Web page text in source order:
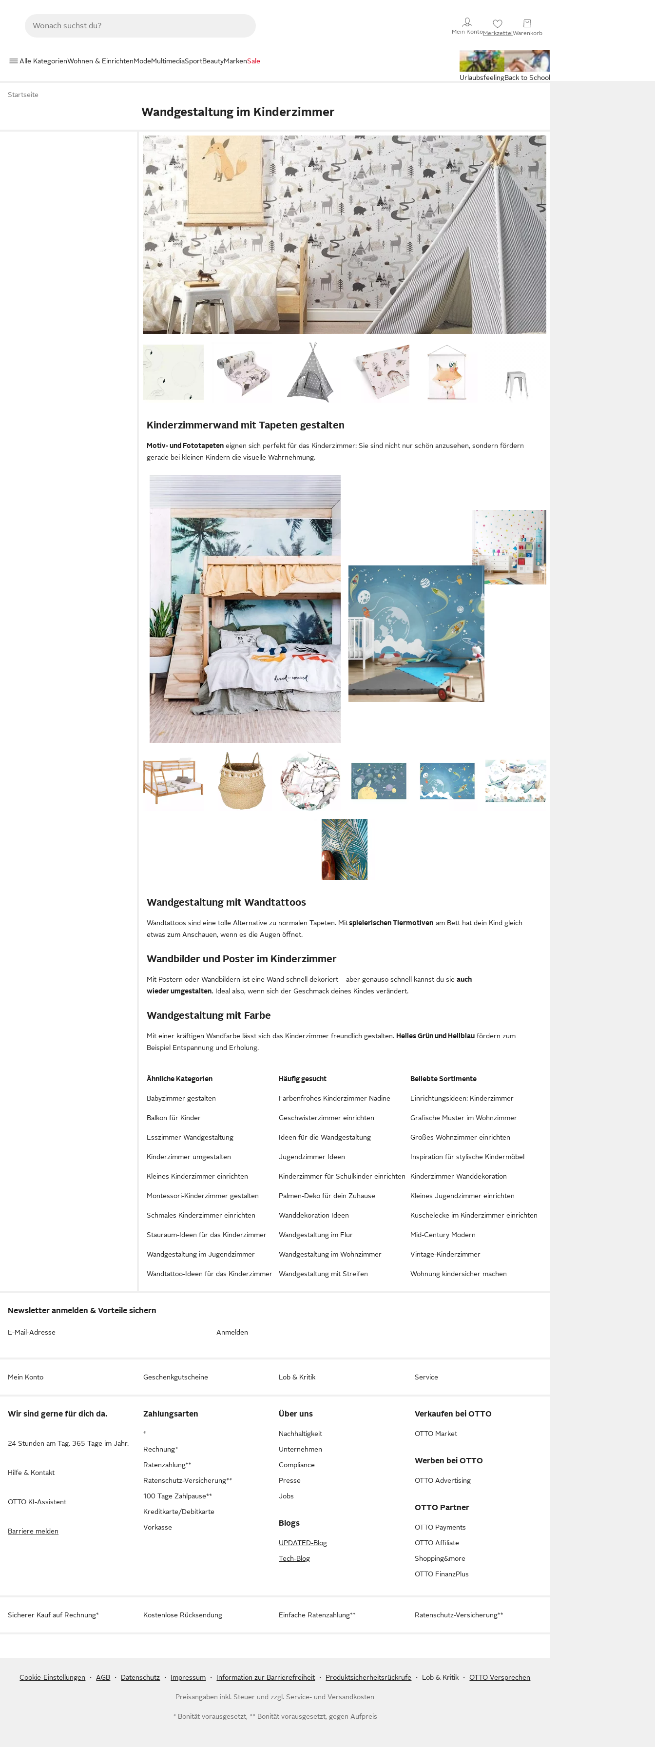
Mein KontoMerkzettelWarenkorb
Alle KategorienWohnen & EinrichtenModeMultimediaSportBeautyMarkenSale
Back to School
Urlaubsfeeling
Startseite
Wandgestaltung im Kinderzimmer
Kinderzimmerwand mit Tapeten gestalten
Motiv- und Fototapeten eignen sich perfekt für das Kinderzimmer: Sie sind nicht nur schön anzusehen, sondern fördern
gerade bei kleinen Kindern die visuelle Wahrnehmung.
Wandgestaltung mit Wandtattoos
Wandtattoos sind eine tolle Alternative zu normalen Tapeten. Mitspielerischen Tiermotiven am Bett hat dein Kind gleich
etwas zum Anschauen, wenn es die Augen öffnet.
Wandbilder und Poster im Kinderzimmer
Mit Postern oder Wandbildern ist eine Wand schnell dekoriert – aber genauso schnell kannst du sieauch
wieder umgestalten. Ideal also, wenn sich der Geschmack deines Kindes verändert.
Wandgestaltung mit Farbe
Mit einer kräftigen Wandfarbe lässt sich das Kinderzimmer freundlich gestalten. Helles Grün und Hellblau fördern zum
Beispiel Entspannung und Erholung.
Ähnliche Kategorien
Babyzimmer gestalten
Balkon für Kinder
Esszimmer Wandgestaltung
Kinderzimmer umgestalten
Kleines Kinderzimmer einrichten
Montessori-Kinderzimmer gestalten
Schmales Kinderzimmer einrichten
Stauraum-Ideen für das Kinderzimmer
Wandgestaltung im Jugendzimmer
Wandtattoo-Ideen für das Kinderzimmer
Häufig gesucht
Farbenfrohes Kinderzimmer Nadine
Geschwisterzimmer einrichten
Ideen für die Wandgestaltung
Jugendzimmer Ideen
Kinderzimmer für Schulkinder einrichten
Palmen-Deko für dein Zuhause
Wanddekoration Ideen
Wandgestaltung im Flur
Wandgestaltung im Wohnzimmer
Wandgestaltung mit Streifen
Beliebte Sortimente
Einrichtungsideen: Kinderzimmer
Grafische Muster im Wohnzimmer
Großes Wohnzimmer einrichten
Inspiration für stylische Kindermöbel
Kinderzimmer Wanddekoration
Kleines Jugendzimmer einrichten
Kuschelecke im Kinderzimmer einrichten
Mid-Century Modern
Vintage-Kinderzimmer
Wohnung kindersicher machen
Newsletter anmelden & Vorteile sichern
E-Mail-Adresse Anmelden
Mein Konto Geschenkgutscheine Lob & Kritik Service
Wir sind gerne für dich da.
24 Stunden am Tag. 365 Tage im Jahr.
Hilfe & Kontakt
OTTO KI-Assistent
Barriere melden
Zahlungsarten
*
Rechnung*
Ratenzahlung**
Ratenschutz-Versicherung**
100 Tage Zahlpause**
Kreditkarte/Debitkarte
Vorkasse
Über uns
Nachhaltigkeit
Unternehmen
Compliance
Presse
Jobs
Blogs
UPDATED-Blog
Tech-Blog
Verkaufen bei OTTO
OTTO Market
Werben bei OTTO
OTTO Advertising
OTTO Partner
OTTO Payments
OTTO Affiliate
Shopping&more
OTTO FinanzPlus
Sicherer Kauf auf Rechnung* Kostenlose Rücksendung Einfache Ratenzahlung** Ratenschutz-Versicherung**
Cookie-Einstellungen ・ AGB ・ Datenschutz ・ Impressum ・ Information zur Barrierefreiheit ・ Produktsicherheitsrückrufe ・ Lob & Kritik ・ OTTO Versprechen
Preisangaben inkl. Steuer und zzgl. Service- und Versandkosten
* Bonität vorausgesetzt, ** Bonität vorausgesetzt, gegen Aufpreis